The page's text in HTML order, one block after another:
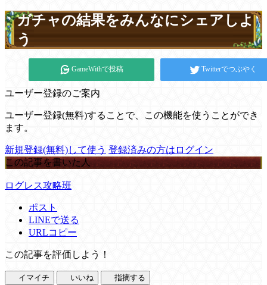
ガチャの結果をみんなにシェアしよ
う
GameWithで投稿 Twitterでつぶやく
ユーザー登録のご案内
ユーザー登録(無料)することで、この機能を使うことができ
ます。
新規登録(無料)して使う 登録済みの方はログイン
この記事を書いた人
ログレス攻略班
ポスト
LINEで送る
URLコピー
この記事を評価しよう！
イマイチ いいね 指摘する